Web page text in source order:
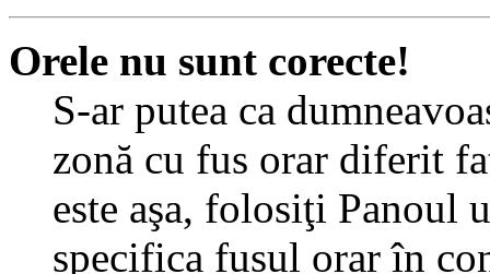
Orele nu sunt corecte!
S-ar putea ca
zonă cu fus orar diferit
este aşa, folosiţi Panoul
specifica fusul orar în